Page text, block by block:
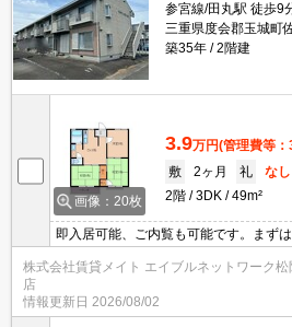
参宮線/田丸駅 徒歩9
三重県度会郡玉城町
築35年
2階建
画像：20枚
3.9万円(管理費等
敷
2ヶ月 礼
なし
2階
3DK 49m²
即入居可能、ご内覧も可能です。まず
ンライン内見、オンライン申込も可能
株式会社賃貸メイト エイブルネットワーク松
店
情報更新日 2026/08/02